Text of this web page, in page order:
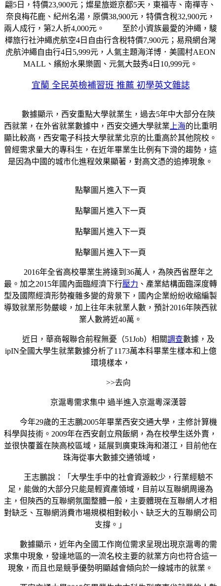
翩5日，特價23,900元；燦星旅遊京都5天，東福寺、南禪寺、
奈良梅花鹿、紀州名湯，原價38,900元，特價含稅32,900元，
兩人成行，第2人折4,000元。 至於小資族最愛的沖繩，駿
樺旅行社沖繩虎航空4日自由行含稅特價7,900元；易飛網台灣
虎航沖繩自由行4日5,999元，人氣主題海洋博．美國村AEON
MALL、繽紛水果樂園、元氣大鼓秀4日10,999元。
宜蘭 全民英檢補習班 推薦 初學英文雜誌
數據顯示，西安重點大學就業生，過去5年中大部分在陝
西就業，在外省就業數據中，西安交通大學就業 上海的比重明
顯比較高，西安電子科技大學就業北京的比重高於其他院校。
曾經需求量大的專科生，在近年畢業生比例有下滑的趨勢，這
是因為中國的城市化進程效果顯著，對高文憑的追捧現象。
點擊圖片進入下一頁
點擊圖片進入下一頁
點擊圖片進入下一頁
點擊圖片進入下一頁
2016年全省高校畢業生將達到36萬人，為陝西省歷年之
最。加之2015年國內面臨經濟下行壓力 、產業結構面臨深度轉
型及國際經濟形勢複雜多變的背景下，國內企業紛紛收縮編製
導致就業形勢嚴峻，加上往年未就業人數，預計2016年陝西就
業人數將近40萬。
近日，華商報聯合前程無憂（51Job）相關調查數據，及
ipIN全國大學生就業數據分析了1173萬本科畢業生樣本和上億
環境樣本，
>>去向
京滬粵需求集中 過半進入京滬粵深漢蓉
今年29歲的王志鵬2005年畢業西安交通大學，主修計算機
科學與技術。2009年在西安創立飛飯網，為在校學生送外賣，
並很快覆蓋在陝高校區域，延展到廣東珠海和湛江，目前他在
珠海從事大數據交通領域，
王志鵬說：「大學生手中的社會資源較少，行業經驗不
足，能做的大部分只能是輕資產領域，目前以互聯網周邊為
主，但陝西的互聯網氛圍整體一般，主要體現在互聯網人才相
對缺乏、互聯網消費市場規模相對較小、缺乏大的互聯網公司
支撐。」
數據顯示，近年內全國工作崗位需求呈現出現京滬粵的需
求集中現象，發達地區的一流名校主要的就業方向也符合這一
現象，而且也是競爭優勢明顯越會傾向於一線城市的就業。